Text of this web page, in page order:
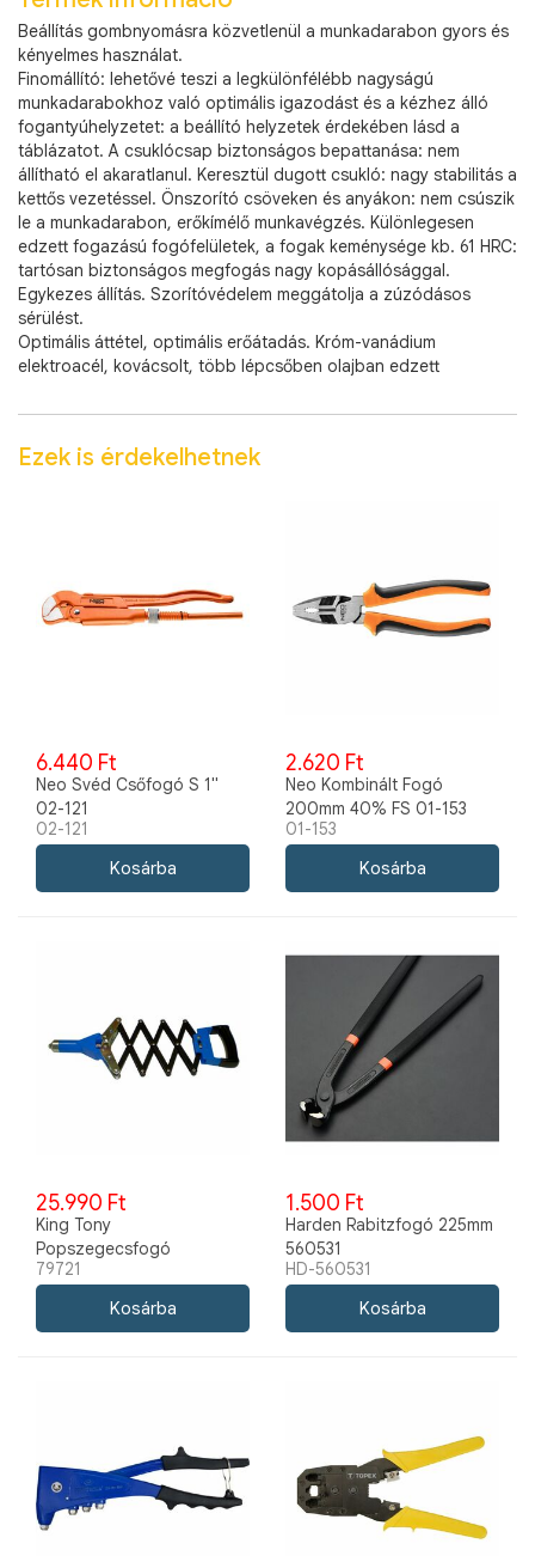
Beállítás gombnyomásra közvetlenül a munkadarabon gyors és
kényelmes használat.
Finomállító: lehetővé teszi a legkülönfélébb nagyságú
munkadarabokhoz való optimális igazodást és a kézhez álló
fogantyúhelyzetet: a beállító helyzetek érdekében lásd a
táblázatot. A csuklócsap biztonságos bepattanása: nem
állítható el akaratlanul. Keresztül dugott csukló: nagy stabilitás a
kettős vezetéssel. Önszorító csöveken és anyákon: nem csúszik
le a munkadarabon, erőkímélő munkavégzés. Különlegesen
edzett fogazású fogófelületek, a fogak keménysége kb. 61 HRC:
tartósan biztonságos megfogás nagy kopásállósággal.
Egykezes állítás. Szorítóvédelem meggátolja a zúzódásos
sérülést.
Optimális áttétel, optimális erőátadás. Króm-vanádium
elektroacél, kovácsolt, több lépcsőben olajban edzett
Ezek is érdekelhetnek
6.440 Ft
Neo Svéd Csőfogó S 1"
02-121
02-121
2.620 Ft
Neo Kombinált Fogó
200mm 40% FS 01-153
01-153
25.990 Ft
King Tony
Popszegecsfogó
Harmonikás 79721
79721
1.500 Ft
Harden Rabitzfogó 225mm
560531
HD-560531